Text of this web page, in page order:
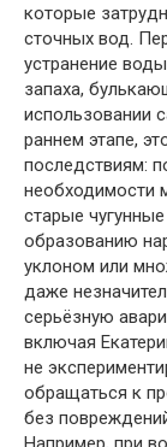
которые
сточных вод.
устранение
запаха,
использовании
раннем этапе,
последствиям:
необходимости
старые
образованию
уклоном или
даже
серьёзную
включая
не
обращаться к
без